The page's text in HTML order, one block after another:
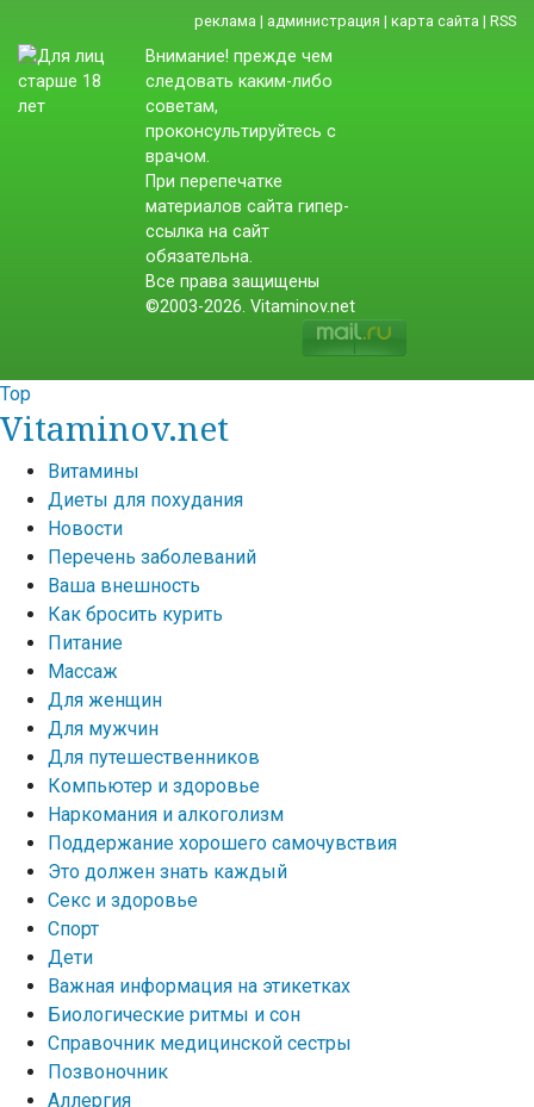
реклама | администрация | карта сайта | RSS
Внимание! прежде чем
следовать каким-либо
советам,
проконсультируйтесь с
врачом.
При перепечатке
материалов сайта гипер-
ссылка на сайт
обязательна.
Все права защищены
©2003-2026. Vitaminov.net
Top
Vitaminov.net
Витамины
Диеты для похудания
Новости
Перечень заболеваний
Ваша внешность
Как бросить курить
Питание
Массаж
Для женщин
Для мужчин
Для путешественников
Компьютер и здоровье
Наркомания и алкоголизм
Поддержание хорошего самочувствия
Это должен знать каждый
Секс и здоровье
Спорт
Дети
Важная информация на этикетках
Биологические ритмы и сон
Справочник медицинской сестры
Позвоночник
Аллергия